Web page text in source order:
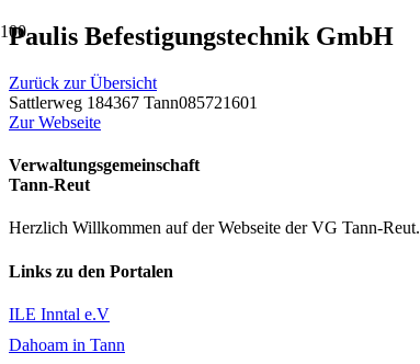
Paulis Befestigungstechnik GmbH
Zurück zur Übersicht
Sattlerweg 184367 Tann085721601
Zur Webseite
Verwaltungsgemeinschaft
Tann-Reut
Herzlich Willkommen auf der Webseite der VG Tann-Reut.
Links zu den Portalen
ILE Inntal e.V
Dahoam in Tann